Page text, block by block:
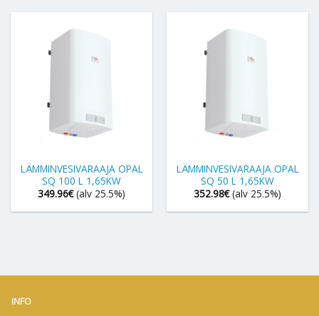
LÄMMINVESIVARAAJA OPAL
SQ 100 L 1,65KW
349.96€ (alv 25.5%)
LÄMMINVESIVARAAJA OPAL
SQ 50 L 1,65KW
352.98€ (alv 25.5%)
INFO